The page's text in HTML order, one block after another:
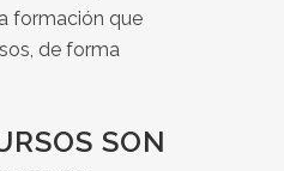
formación que
de forma
SON